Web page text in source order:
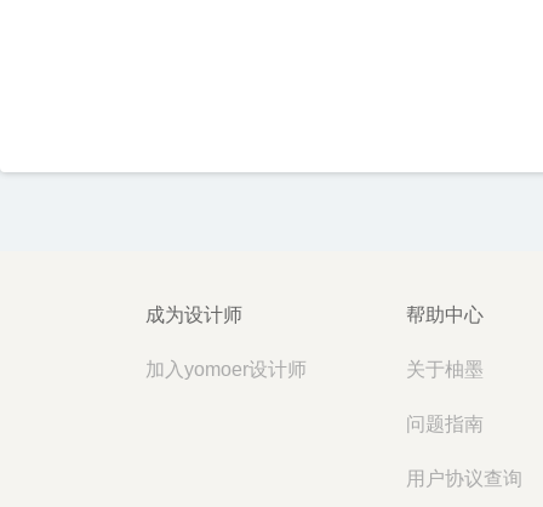
成为设计师
加入yomoer设计师
帮助中心
关于柚墨
问题指南
用户协议查询